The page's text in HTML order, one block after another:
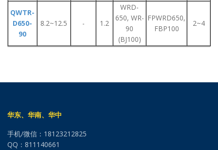
QWTR-
D650-
90
8.2~12.5 - 1.2
WRD-
650, WR-
90
(BJ100)
FPWRD650,
FBP100
2~4
华东、华南、华中
手机/微信：18123212825
QQ：811140661